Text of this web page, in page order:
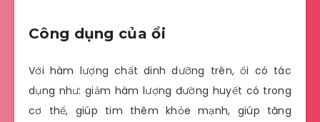
Công dụng của ổi
Với hàm lượng chất dinh dưỡng trên, ổi có tác
dụng như: giảm hàm lượng đường huyết có trong
cơ thể, giúp tim thêm khỏe mạnh, giúp tăng